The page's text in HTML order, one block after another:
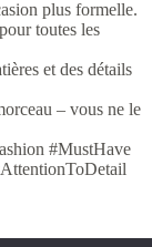
plus formelle.
toutes les
et des détails
– vous ne le
#MustHave